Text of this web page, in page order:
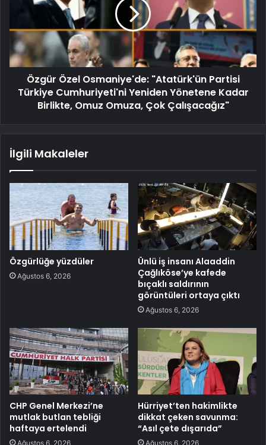
Özgür Özel Osmaniye'de: "Atatürk'ün Partisi
Türkiye Cumhuriyeti'ni Yeniden Yönetene Kadar
Birlikte, Omuz Omuza, Çok Çalışacağız"
İlgili Makaleler
Özgürlüğe yüzdüler
Ağustos 6, 2026
Ünlü iş insanı Alaaddin
Çağlıköse’ye kafede
bıçaklı saldırının
görüntüleri ortaya çıktı
Ağustos 6, 2026
CHP Genel Merkezi’ne
mutlak butlan tebliği
haftaya ertelendi
Ağustos 6, 2026
Hürriyet’ten hakimlikte
dikkat çeken savunma:
“Asıl çete dışarıda”
Ağustos 6, 2026